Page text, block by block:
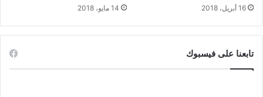
16 أبريل، 2018 14 مايو، 2018
تابعنا على فيسبوك